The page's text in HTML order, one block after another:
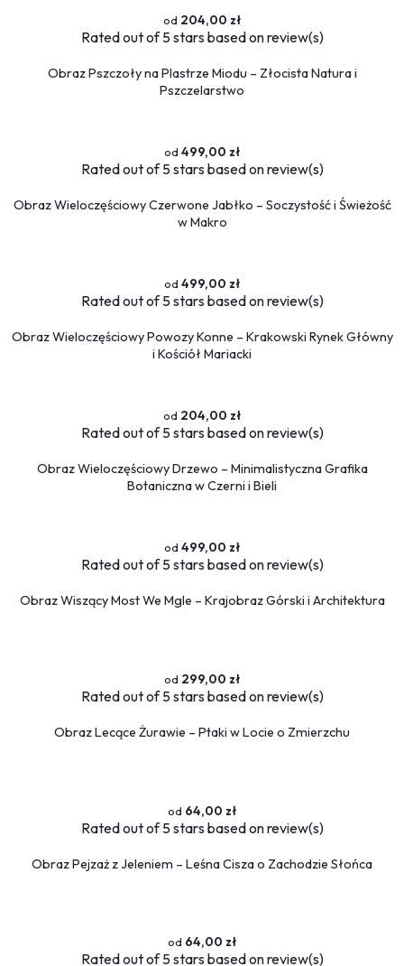
204,00 zł
Ratedout of 5 stars based onreview(s)
Obraz Pszczoły na Plastrze Miodu – Złocista Natura i
Pszczelarstwo
499,00 zł
Ratedout of 5 stars based onreview(s)
Obraz Wieloczęściowy Czerwone Jabłko – Soczystość i Świeżość
w Makro
499,00 zł
Ratedout of 5 stars based onreview(s)
Obraz Wieloczęściowy Powozy Konne – Krakowski Rynek Główny
i Kościół Mariacki
204,00 zł
Ratedout of 5 stars based onreview(s)
Obraz Wieloczęściowy Drzewo – Minimalistyczna Grafika
Botaniczna w Czerni i Bieli
499,00 zł
Ratedout of 5 stars based onreview(s)
Obraz Wiszący Most We Mgle – Krajobraz Górski i Architektura
299,00 zł
Ratedout of 5 stars based onreview(s)
Obraz Lecące Żurawie – Ptaki w Locie o Zmierzchu
64,00 zł
Ratedout of 5 stars based onreview(s)
Obraz Pejzaż z Jeleniem – Leśna Cisza o Zachodzie Słońca
64,00 zł
Ratedout of 5 stars based onreview(s)